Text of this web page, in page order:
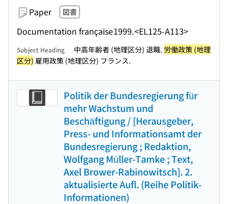
Paper 図書
Documentation française1999.<EL125-A113>
Subject Heading 中高年齢者 (地理区分) 退職. 労働政策 (地理
区分) 雇用政策 (地理区分) フランス.
Politik der Bundesregierung für
mehr Wachstum und
Beschäftigung / [Herausgeber,
Press- und Informationsamt der
Bundesregierung ; Redaktion,
Wolfgang Müller-Tamke ; Text,
Axel Brower-Rabinowitsch]. 2.
aktualisierte Aufl. (Reihe Politik-
Informationen)